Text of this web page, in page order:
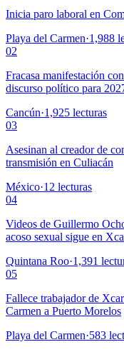
Inicia paro laboral en
Playa del Carmen·1,988
02
Fracasa manifestación
discurso político para
Cancún·1,925 lecturas
03
Asesinan al creador de
transmisión en Culiacán
México·12 lecturas
04
Videos de Guillermo
acoso sexual sigue en
Quintana Roo·1,391
05
Fallece trabajador de
Carmen a Puerto Morelos
Playa del Carmen·583